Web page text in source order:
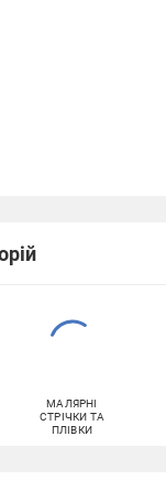
МАЛЯРНІ
СТРІЧКИ ТА
ПЛІВКИ